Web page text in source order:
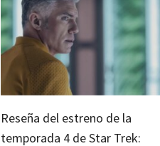
Reseña del estreno de la
temporada 4 de Star Trek: